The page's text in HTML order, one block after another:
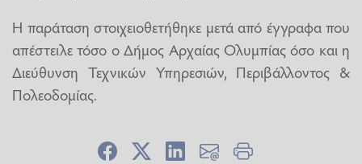
Η παράταση στοιχειοθετήθηκε μετά από έγγραφα που
απέστειλε τόσο ο Δήμος Αρχαίας Ολυμπίας όσο και η
Διεύθυνση Τεχνικών Υπηρεσιών, Περιβάλλοντος &
Πολεοδομίας.